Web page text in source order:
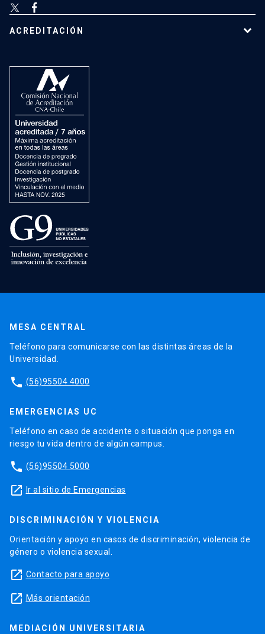
ACREDITACIÓN
MESA CENTRAL
Teléfono para comunicarse con las distintas áreas de la
Universidad.
phone (56)95504 4000
EMERGENCIAS UC
Teléfono en caso de accidente o situación que ponga en
riesgo tu vida dentro de algún campus.
phone (56)95504 5000
launch Ir al sitio de Emergencias
DISCRIMINACIÓN Y VIOLENCIA
Orientación y apoyo en casos de discriminación, violencia de
género o violencia sexual.
launch Contacto para apoyo
launch Más orientación
MEDIACIÓN UNIVERSITARIA